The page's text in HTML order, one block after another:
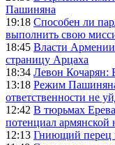
Пашиняна
19:18 Способен ли
выполнить свою
18:45 Власти
страницу Арцаха
18:34 Левон Кочарян:
13:18 Режим
ответственности не
12:42 В тюрьмах
потенциал
12:13 Гниющий перец